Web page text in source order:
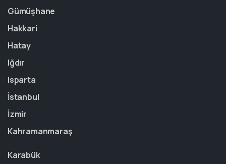
Gümüşhane
Hakkari
Hatay
Iğdır
Isparta
İstanbul
İzmir
Kahramanmaraş
Karabük